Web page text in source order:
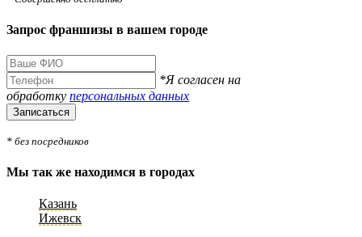
Запрос франшизы в вашем городе
*Я согласен на
обработку персональных данных
Записаться
* без посредников
Мы так же находимся в городах
Казань
Ижевск